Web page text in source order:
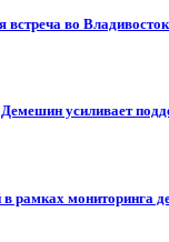
во
усиливает
мониторинга